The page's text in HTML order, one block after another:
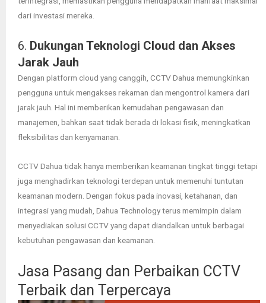
dari investasi mereka.
6. Dukungan Teknologi Cloud dan Akses
Jarak Jauh
Dengan platform cloud yang canggih, CCTV Dahua memungkinkan
pengguna untuk mengakses rekaman dan mengontrol kamera dari
jarak jauh. Hal ini memberikan kemudahan pengawasan dan
manajemen, bahkan saat tidak berada di lokasi fisik, meningkatkan
fleksibilitas dan kenyamanan.
CCTV Dahua tidak hanya memberikan keamanan tingkat tinggi tetapi
juga menghadirkan teknologi terdepan untuk memenuhi tuntutan
keamanan modern. Dengan fokus pada inovasi, ketahanan, dan
integrasi yang mudah, Dahua Technology terus memimpin dalam
menyediakan solusi CCTV yang dapat diandalkan untuk berbagai
kebutuhan pengawasan dan keamanan.
Jasa Pasang dan Perbaikan CCTV
Terbaik dan Terpercaya